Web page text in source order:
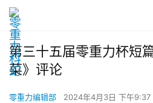
第三十五届零重力杯短
菜》评论
零重力编辑部 2024年4月3日 下午9:37